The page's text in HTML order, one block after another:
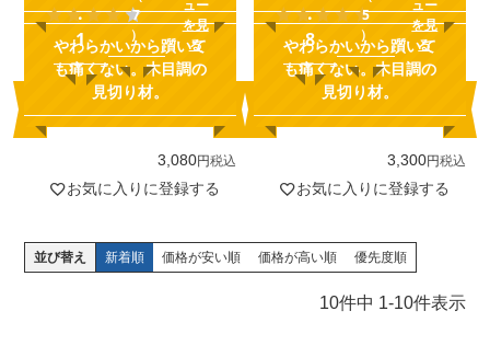
やわらかいから躓いて
も痛くない。木目調の
見切り材。
.
1
7
）
ュー
を見
る
3,080 税込
お気に入りに登録する
やわらかいから躓いて
も痛くない。木目調の
見切り材。
.
8
5
）
ュー
を見
る
3,300 税込
お気に入りに登録する
並び替え 新着順 価格が安い順 価格が高い順 優先度順
10件中 1-10件表示